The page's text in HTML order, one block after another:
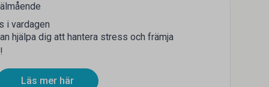
i vardagen
hjälpa dig att hantera stress och främja
Läs mer här